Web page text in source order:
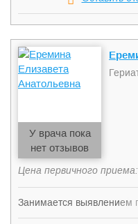
У врача пока
нет отзывов
Цена первичного приема:
Занимается выявлением
заболеваний, их